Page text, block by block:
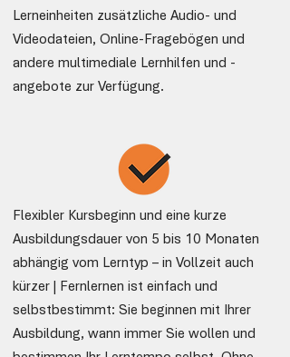
Lerneinheiten zusätzliche Audio- und
Videodateien, Online-Fragebögen und
andere multimediale Lernhilfen und -
angebote zur Verfügung.
Flexibler Kursbeginn und eine kurze
Ausbildungsdauer von 5 bis 10 Monaten
abhängig vom Lerntyp – in Vollzeit auch
kürzer | Fernlernen ist einfach und
selbstbestimmt: Sie beginnen mit Ihrer
Ausbildung, wann immer Sie wollen und